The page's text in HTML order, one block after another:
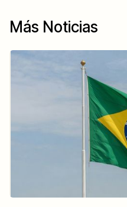
Más Noticias